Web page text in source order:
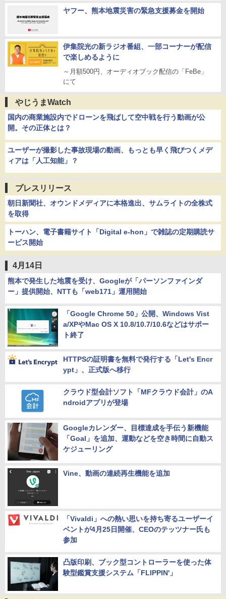
ヤフー、熊本地震災害の緊急支援募金を開始
伊集院光の新ラジオ番組、一部コーナーが配信
で楽しめるように
～月額500円、オーディオブック配信の「FeBe」
にて
やじうまWatch
国内の商業施設内でドローンを飛ばして空中戦を行う動画が公
開。その正体とは？
ユーザーが撮影した事故現場の動画、もっとも早く飛びつくメデ
ィアは「人工知能」？
プレスリリース
朝日新聞社、オウンドメディアに本格進出、サムライトの全株式
を取得
トーハン、電子書籍サイト「Digital e-hon」で雑誌の定期購読サ
ービス開始
4月14日
熊本で発生した地震を受け、Googleが「パーソンファインダ
ー」提供開始、NTTも「web171」運用開始
「Google Chrome 50」公開、Windows Vist
a/XPやMac OS X 10.8/10.7/10.6などはサポー
ト終了
HTTPSの証明書を無料で発行する「Let's Encr
ypt」、正式版へ移行
クラウド型会計ソフト「MFクラウド会計」のA
ndroidアプリが登場
Googleカレンダー、目標達成を手伝う新機能
「Goal」を追加、運動などを空き時間に自動ス
ケジューリング
Vine、動画の連続再生機能を追加
「Vivaldi」への熱い思いを持ち寄るユーザーイ
ベントが4月25日開催、CEOのテッツナー氏も
参加
凸版印刷、ブック型コントローラーを使った体
験型鑑賞支援システム「FLIPPIN'」